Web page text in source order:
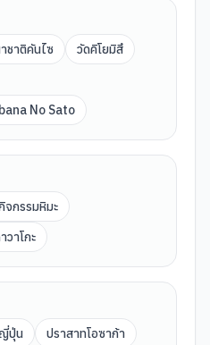
ชาติคันไซ
วัดคิโยมิสึ
No Sato
จกรรมหิมะ
วาโกะ
ปุ่น
ปราสาทโอซาก้า